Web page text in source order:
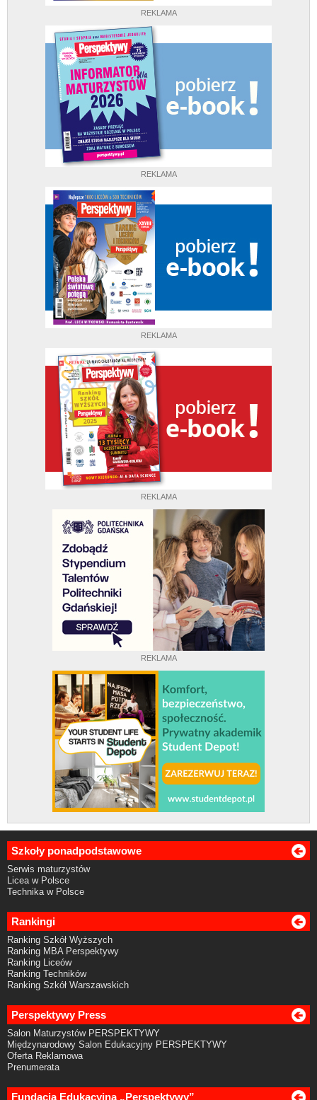
REKLAMA
REKLAMA
REKLAMA
REKLAMA
REKLAMA
Szkoły ponadpodstawowe
Serwis maturzystów
Licea w Polsce
Technika w Polsce
Rankingi
Ranking Szkół Wyższych
Ranking MBA Perspektywy
Ranking Liceów
Ranking Techników
Ranking Szkół Warszawskich
Perspektywy Press
Salon Maturzystów PERSPEKTYWY
Międzynarodowy Salon Edukacyjny PERSPEKTYWY
Oferta Reklamowa
Prenumerata
Fundacja Edukacyjna „Perspektywy”